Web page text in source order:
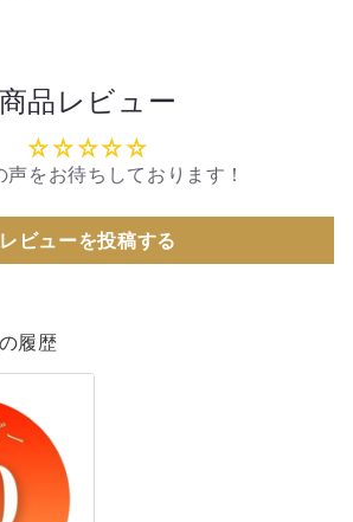
商品レビュー
声をお待ちしております！
レビューを投稿する
履歴
】